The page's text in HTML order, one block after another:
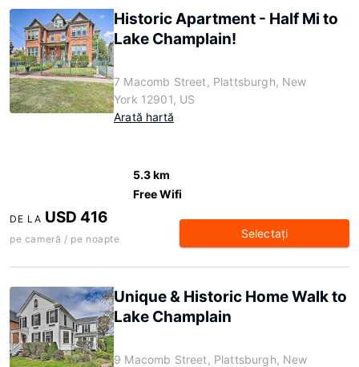
Historic Apartment - Half Mi to
Lake Champlain!
7 Macomb Street, Plattsburgh, New
York 12901, US
Arată hartă
5.3 km
Free Wifi
DE LA USD 416
pe cameră / pe noapte Selectaţi
Unique & Historic Home Walk to
Lake Champlain
9 Macomb Street, Plattsburgh, New